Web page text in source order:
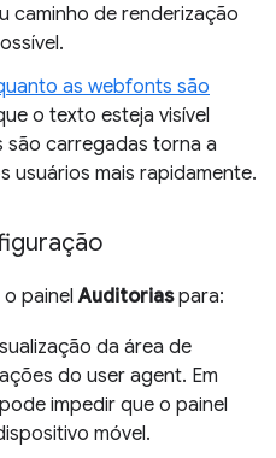
caminho de renderização
as webfonts são
o texto esteja visível
carregadas torna a
usuários mais rapidamente.
o painelAuditoriaspara:
da área de
do user agent. Em
impedir que o painel
móvel.